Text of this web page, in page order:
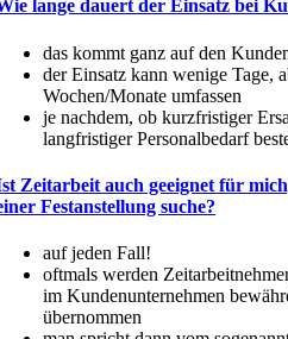
lange dauert der Einsatz bei
das kommt ganz auf den
der Einsatz kann wenige Tage,
Wochen/Monate umfassen
je nachdem, ob kurzfris­tiger
langfris­tiger Perso­nal­bedarf
Zeitarbeit auch geeignet für
Festan­stellung suche?
auf jeden Fall!
oftmals werden
im Kunden­un­ter­nehmen
übernommen